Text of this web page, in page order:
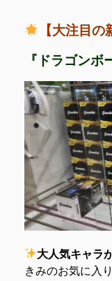
【大注目
『ドラゴン
大人気キャラ
きみのお気に入